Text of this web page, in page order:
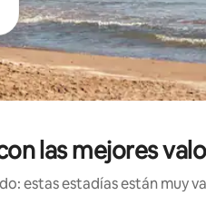
las mejores
estas estadías están muy